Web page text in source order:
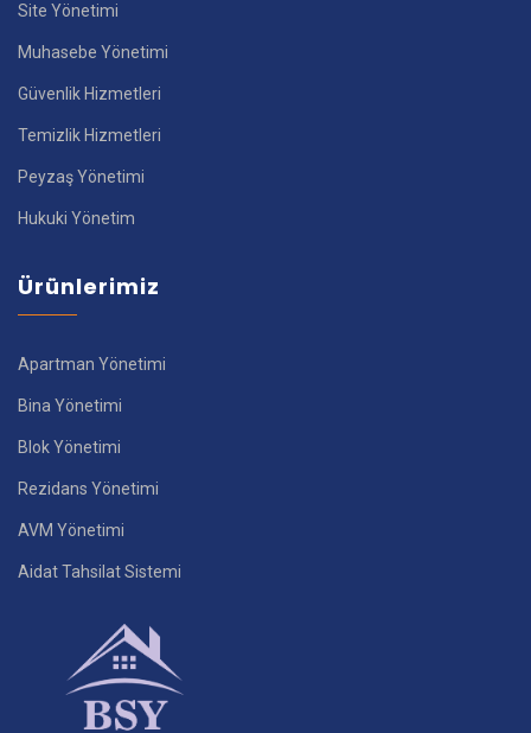
Site Yönetimi
Muhasebe Yönetimi
Güvenlik Hizmetleri
Temizlik Hizmetleri
Peyzaş Yönetimi
Hukuki Yönetim
Ürünlerimiz
Apartman Yönetimi
Bina Yönetimi
Blok Yönetimi
Rezidans Yönetimi
AVM Yönetimi
Aidat Tahsilat Sistemi